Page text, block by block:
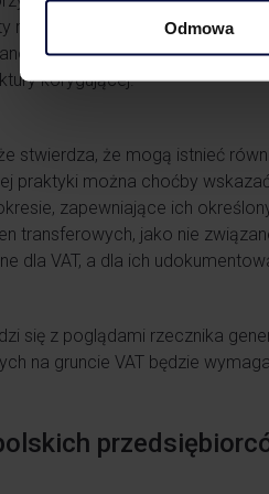
Odmowa
rzeczywiste) to odnosi się ona
jej zmniejszenie lub
korygującej.
stwierdza, że mogą istnieć
praktyki można choćby
zapewniające ich
transferowych, jako nie
dla VAT, a dla ich
się z poglądami rzecznika
na gruncie VAT będzie